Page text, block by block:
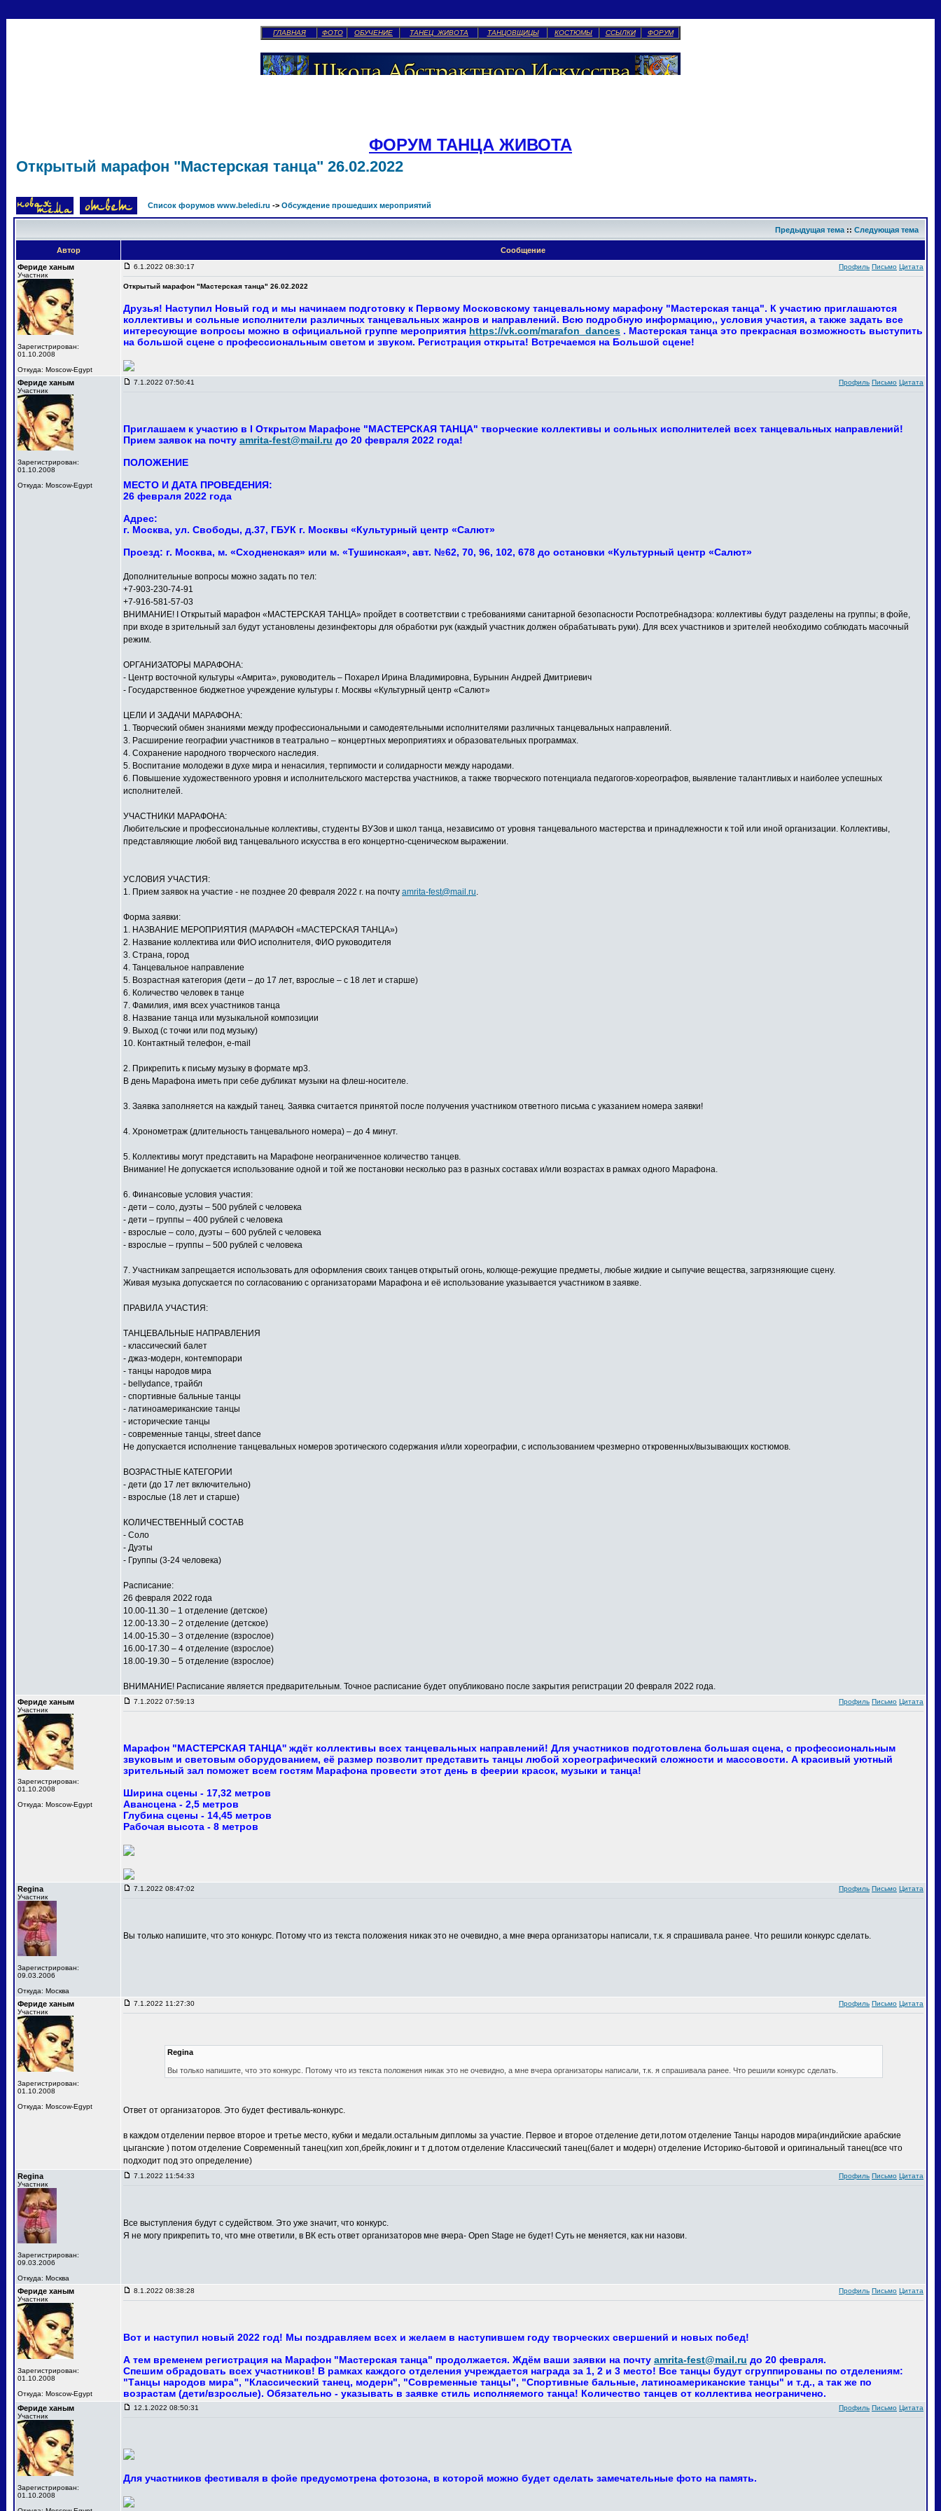
ГЛАВНАЯ ФОТО ОБУЧЕНИЕ ТАНЕЦ ЖИВОТА ТАНЦОВЩИЦЫ КОСТЮМЫ ССЫЛКИ ФОРУМ
ФОРУМ ТАНЦА ЖИВОТА
Открытый марафон "Мастерская танца" 26.02.2022
Список форумов www.beledi.ru -> Обсуждение прошедших мероприятий
Предыдущая тема :: Следующая тема
Автор
Сообщение
Фериде ханым
Участник
Зарегистрирован:
01.10.2008
Откуда: Moscow-Egypt
6.1.2022 08:30:17 Профиль Письмо Цитата
Открытый марафон "Мастерская танца" 26.02.2022
Друзья! Наступил Новый год и мы начинаем подготовку к Первому Московскому танцевальному марафону "Мастерская танца". К участию приглашаются
коллективы и сольные исполнители различных танцевальных жанров и направлений. Всю подробную информацию,, условия участия, а также задать все
интересующие вопросы можно в официальной группе мероприятия https://vk.com/marafon_dances . Мастерская танца это прекрасная возможность выступить
на большой сцене с профессиональным светом и звуком. Регистрация открыта! Встречаемся на Большой сцене!
Фериде ханым
Участник
Зарегистрирован:
01.10.2008
Откуда: Moscow-Egypt
7.1.2022 07:50:41 Профиль Письмо Цитата
Приглашаем к участию в I Открытом Марафоне "МАСТЕРСКАЯ ТАНЦА" творческие коллективы и сольных исполнителей всех танцевальных направлений!
Прием заявок на почту amrita-fest@mail.ru до 20 февраля 2022 года!
ПОЛОЖЕНИЕ
МЕСТО И ДАТА ПРОВЕДЕНИЯ:
26 февраля 2022 года
Адрес:
г. Москва, ул. Свободы, д.37, ГБУК г. Москвы «Культурный центр «Салют»
Проезд: г. Москва, м. «Сходненская» или м. «Тушинская», авт. №62, 70, 96, 102, 678 до остановки «Культурный центр «Салют»
Дополнительные вопросы можно задать по тел:
+7-903-230-74-91
+7-916-581-57-03
ВНИМАНИЕ! I Открытый марафон «МАСТЕРСКАЯ ТАНЦА» пройдет в соответствии с требованиями санитарной безопасности Роспотребнадзора: коллективы будут разделены на группы; в фойе,
при входе в зрительный зал будут установлены дезинфекторы для обработки рук (каждый участник должен обрабатывать руки). Для всех участников и зрителей необходимо соблюдать масочный
режим.
ОРГАНИЗАТОРЫ МАРАФОНА:
- Центр восточной культуры «Амрита», руководитель – Похарел Ирина Владимировна, Бурынин Андрей Дмитриевич
- Государственное бюджетное учреждение культуры г. Москвы «Культурный центр «Салют»
ЦЕЛИ И ЗАДАЧИ МАРАФОНА:
1. Творческий обмен знаниями между профессиональными и самодеятельными исполнителями различных танцевальных направлений.
3. Расширение географии участников в театрально – концертных мероприятиях и образовательных программах.
4. Сохранение народного творческого наследия.
5. Воспитание молодежи в духе мира и ненасилия, терпимости и солидарности между народами.
6. Повышение художественного уровня и исполнительского мастерства участников, а также творческого потенциала педагогов-хореографов, выявление талантливых и наиболее успешных
исполнителей.
УЧАСТНИКИ МАРАФОНА:
Любительские и профессиональные коллективы, студенты ВУЗов и школ танца, независимо от уровня танцевального мастерства и принадлежности к той или иной организации. Коллективы,
представляющие любой вид танцевального искусства в его концертно-сценическом выражении.
УСЛОВИЯ УЧАСТИЯ:
1. Прием заявок на участие - не позднее 20 февраля 2022 г. на почту amrita-fest@mail.ru.
Форма заявки:
1. НАЗВАНИЕ МЕРОПРИЯТИЯ (МАРАФОН «МАСТЕРСКАЯ ТАНЦА»)
2. Название коллектива или ФИО исполнителя, ФИО руководителя
3. Страна, город
4. Танцевальное направление
5. Возрастная категория (дети – до 17 лет, взрослые – с 18 лет и старше)
6. Количество человек в танце
7. Фамилия, имя всех участников танца
8. Название танца или музыкальной композиции
9. Выход (с точки или под музыку)
10. Контактный телефон, e-mail
2. Прикрепить к письму музыку в формате мр3.
В день Марафона иметь при себе дубликат музыки на флеш-носителе.
3. Заявка заполняется на каждый танец. Заявка считается принятой после получения участником ответного письма с указанием номера заявки!
4. Хронометраж (длительность танцевального номера) – до 4 минут.
5. Коллективы могут представить на Марафоне неограниченное количество танцев.
Внимание! Не допускается использование одной и той же постановки несколько раз в разных составах и/или возрастах в рамках одного Марафона.
6. Финансовые условия участия:
- дети – соло, дуэты – 500 рублей с человека
- дети – группы – 400 рублей с человека
- взрослые – соло, дуэты – 600 рублей с человека
- взрослые – группы – 500 рублей с человека
7. Участникам запрещается использовать для оформления своих танцев открытый огонь, колюще-режущие предметы, любые жидкие и сыпучие вещества, загрязняющие сцену.
Живая музыка допускается по согласованию с организаторами Марафона и её использование указывается участником в заявке.
ПРАВИЛА УЧАСТИЯ:
ТАНЦЕВАЛЬНЫЕ НАПРАВЛЕНИЯ
- классический балет
- джаз-модерн, контемпорари
- танцы народов мира
- bellydance, трайбл
- спортивные бальные танцы
- латиноамериканские танцы
- исторические танцы
- современные танцы, street dance
Не допускается исполнение танцевальных номеров эротического содержания и/или хореографии, с использованием чрезмерно откровенных/вызывающих костюмов.
ВОЗРАСТНЫЕ КАТЕГОРИИ
- дети (до 17 лет включительно)
- взрослые (18 лет и старше)
КОЛИЧЕСТВЕННЫЙ СОСТАВ
- Соло
- Дуэты
- Группы (3-24 человека)
Расписание:
26 февраля 2022 года
10.00-11.30 – 1 отделение (детское)
12.00-13.30 – 2 отделение (детское)
14.00-15.30 – 3 отделение (взрослое)
16.00-17.30 – 4 отделение (взрослое)
18.00-19.30 – 5 отделение (взрослое)
ВНИМАНИЕ! Расписание является предварительным. Точное расписание будет опубликовано после закрытия регистрации 20 февраля 2022 года.
Фериде ханым
Участник
Зарегистрирован:
01.10.2008
Откуда: Moscow-Egypt
7.1.2022 07:59:13 Профиль Письмо Цитата
Марафон "МАСТЕРСКАЯ ТАНЦА'' ждёт коллективы всех танцевальных направлений! Для участников подготовлена большая сцена, с профессиональным
звуковым и световым оборудованием, её размер позволит представить танцы любой хореографический сложности и массовости. А красивый уютный
зрительный зал поможет всем гостям Марафона провести этот день в феерии красок, музыки и танца!
Ширина сцены - 17,32 метров
Авансцена - 2,5 метров
Глубина сцены - 14,45 метров
Рабочая высота - 8 метров
Regina
Участник
Зарегистрирован:
09.03.2006
Откуда: Москва
7.1.2022 08:47:02 Профиль Письмо Цитата
Вы только напишите, что это конкурс. Потому что из текста положения никак это не очевидно, а мне вчера организаторы написали, т.к. я спрашивала ранее. Что решили конкурс сделать.
Фериде ханым
Участник
Зарегистрирован:
01.10.2008
Откуда: Moscow-Egypt
7.1.2022 11:27:30 Профиль Письмо Цитата
Regina
Вы только напишите, что это конкурс. Потому что из текста положения никак это не очевидно, а мне вчера организаторы написали, т.к. я спрашивала ранее. Что решили конкурс сделать.
Ответ от организаторов. Это будет фестиваль-конкурс.
в каждом отделении первое второе и третье место, кубки и медали.остальным дипломы за участие. Первое и второе отделение дети,потом отделение Танцы народов мира(индийские арабские
цыганские ) потом отделение Современный танец(хип хоп,брейк,локинг и т д,потом отделение Классический танец(балет и модерн) отделение Историко-бытовой и оригинальный танец(все что
подходит под это определение)
Regina
Участник
Зарегистрирован:
09.03.2006
Откуда: Москва
7.1.2022 11:54:33 Профиль Письмо Цитата
Все выступления будут с судейством. Это уже значит, что конкурс.
Я не могу прикрепить то, что мне ответили, в ВК есть ответ организаторов мне вчера- Open Stage не будет! Суть не меняется, как ни назови.
Фериде ханым
Участник
Зарегистрирован:
01.10.2008
Откуда: Moscow-Egypt
8.1.2022 08:38:28 Профиль Письмо Цитата
Вот и наступил новый 2022 год! Мы поздравляем всех и желаем в наступившем году творческих свершений и новых побед!
А тем временем регистрация на Марафон "Мастерская танца" продолжается. Ждём ваши заявки на почту amrita-fest@mail.ru до 20 февраля.
Спешим обрадовать всех участников! В рамках каждого отделения учреждается награда за 1, 2 и 3 место! Все танцы будут сгруппированы по отделениям:
"Танцы народов мира", "Классический танец, модерн", "Современные танцы", "Спортивные бальные, латиноамериканские танцы" и т.д., а так же по
возрастам (дети/взрослые). Обязательно - указывать в заявке стиль исполняемого танца! Количество танцев от коллектива неограничено.
Фериде ханым
Участник
Зарегистрирован:
01.10.2008
12.1.2022 08:50:31 Профиль Письмо Цитата
Для участников фестиваля в фойе предусмотрена фотозона, в которой можно будет сделать замечательные фото на память.